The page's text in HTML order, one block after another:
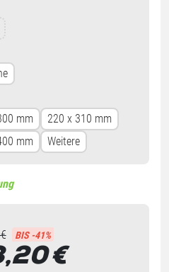
mm
220 x 310 mm
mm Weitere
BIS -41%
€